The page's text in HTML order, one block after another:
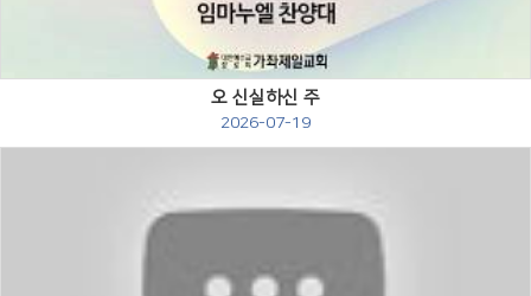
오 신실하신 주
2026-07-19